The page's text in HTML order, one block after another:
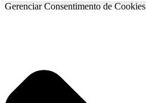
Gerenciar Consentimento de Cookies